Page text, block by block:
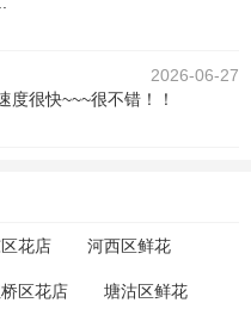
2026-06-27
度很快~~~很不错！！
花店 河西区鲜花
区花店 塘沽区鲜花